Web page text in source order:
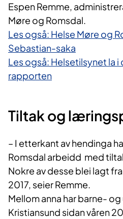
Espen Remme,
Møre og Romsdal.
Les også: Helse Møre og
Sebastian-saka
Les også: Helsetilsynet la
rapporten
Tiltak og
– I etterkant av hendinga
Romsdal arbeidd med
Nokre av desse blei lagt
2017, seier Remme.
Mellom anna har barne-
Kristiansund sidan våren